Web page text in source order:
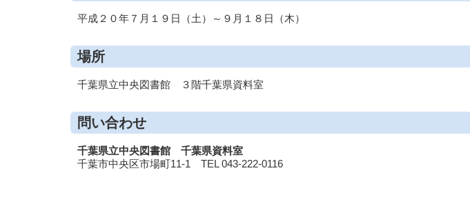
平成２０年７月１９日（土）～９月１８日（木）
場所
千葉県立中央図書館 ３階千葉県資料室
問い合わせ
千葉県立中央図書館 千葉県資料室
千葉市中央区市場町11-1 TEL 043-222-0116